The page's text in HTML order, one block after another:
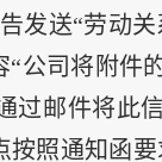
发送“劳动
公司将附件
过邮件将此
照通知函